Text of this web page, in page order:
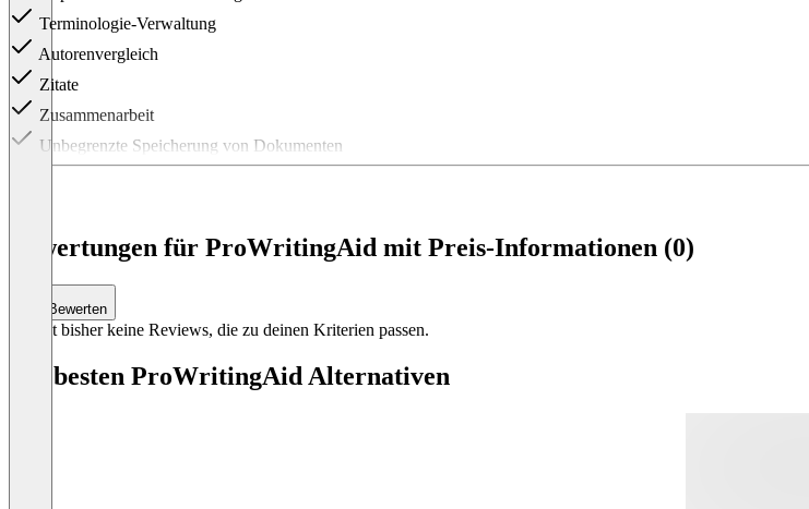
Terminologie-Verwaltung
Autorenvergleich
Zitate
Zusammenarbeit
Unbegrenzte Speicherung von Dokumenten
Bewertungen für ProWritingAid mit Preis-Informationen (0)
Bewerten
Es gibt bisher keine Reviews, die zu deinen Kriterien passen.
Die besten ProWritingAid Alternativen